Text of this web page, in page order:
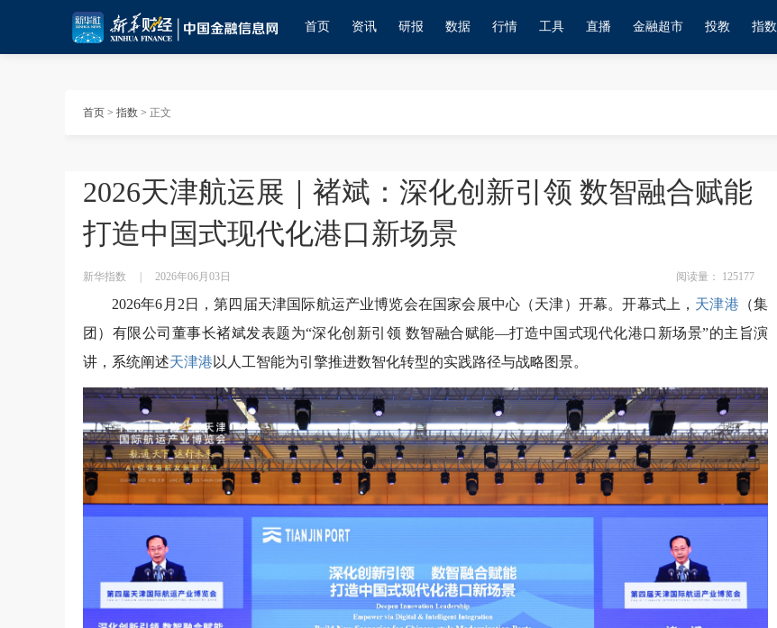
首页 资讯 研报 数据 行情 工具 直播 金融超市 投教 指数
首页 > 指数 > 正文
2026天津航运展｜褚斌：深化创新引领 数智融合赋能
打造中国式现代化港口新场景
新华指数 2026年06月03日 阅读量： 125177
2026年6月2日，第四届天津国际航运产业博览会在国家会展中心（天津）开幕。开幕式上， 天津港 （集
团）有限公司董事长褚斌发表题为“深化创新引领 数智融合赋能—打造中国式现代化港口新场景”的主旨演
讲，系统阐述天津港 以人工智能为引擎推进数智化转型的实践路径与战略图景。